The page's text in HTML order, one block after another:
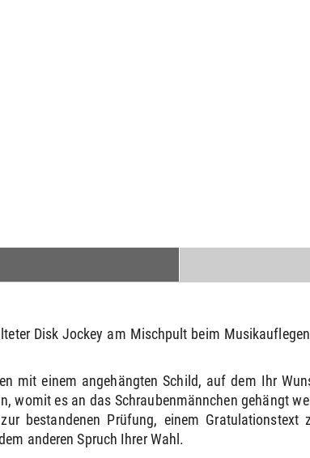
Disk Jockey am Mischpult beim
mit einem angehängten Schild, auf dem Ihr
womit es an das Schraubenmännchen gehängt
bestandenen Prüfung, einem
anderen Spruch Ihrer Wahl.